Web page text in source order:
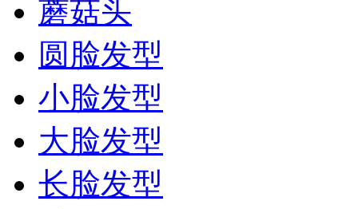
蘑菇头
圆脸发型
小脸发型
大脸发型
长脸发型